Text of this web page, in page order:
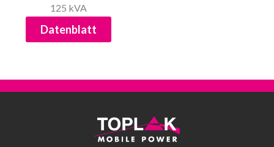
125 kVA
Datenblatt